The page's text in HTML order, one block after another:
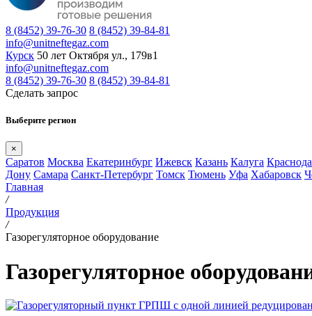
8 (8452) 39-76-30 8 (8452) 39-84-81
info@unitneftegaz.com
Курск 50 лет Октября ул., 179в1
info@unitneftegaz.com
8 (8452) 39-76-30 8 (8452) 39-84-81
Сделать запрос
Выберите регион
×
Саратов Москва Екатеринбург Ижевск Казань Калуга
Дону Самара Санкт-Петербург Томск Тюмень Уфа Хабаровск
Главная
/
Продукция
/
Газорегуляторное оборудование
Газорегуляторное